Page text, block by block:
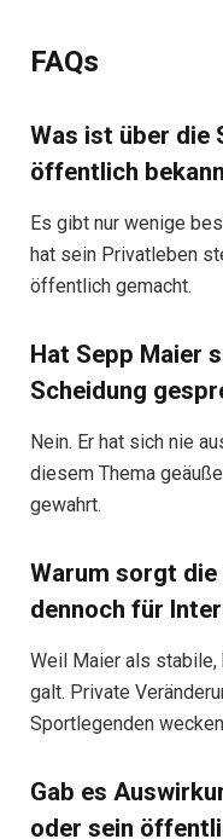
FAQs
Was ist über die
öffentlich
Es gibt nur wenige
hat sein Privatleben
öffentlich gemacht.
Hat Sepp Maier
Scheidung
Nein. Er hat sich nie
diesem Thema
gewahrt.
Warum sorgt die
dennoch für
Weil Maier als
galt. Private
Sportlegenden
Gab es
oder sein